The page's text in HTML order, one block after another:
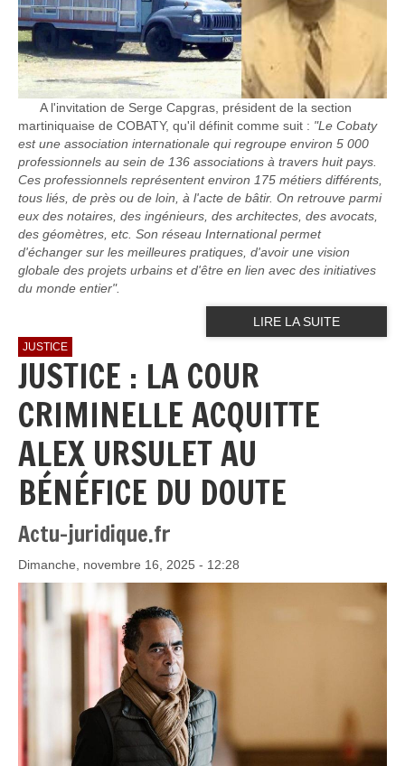
A l'invitation de Serge Capgras, président de la section
martiniquaise de COBATY, qu'il définit comme suit : "Le Cobaty
est une association internationale qui regroupe environ 5 000
professionnels au sein de 136 associations à travers huit pays.
Ces professionnels représentent environ 175 métiers différents,
tous liés, de près ou de loin, à l'acte de bâtir. On retrouve parmi
eux des notaires, des ingénieurs, des architectes, des avocats,
des géomètres, etc. Son réseau International permet
d'échanger sur les meilleures pratiques, d'avoir une vision
globale des projets urbains et d'être en lien avec des initiatives
du monde entier".
LIRE LA SUITE
JUSTICE
JUSTICE : LA COUR
CRIMINELLE ACQUITTE
ALEX URSULET AU
BÉNÉFICE DU DOUTE
Actu-juridique.fr
Dimanche, novembre 16, 2025 - 12:28